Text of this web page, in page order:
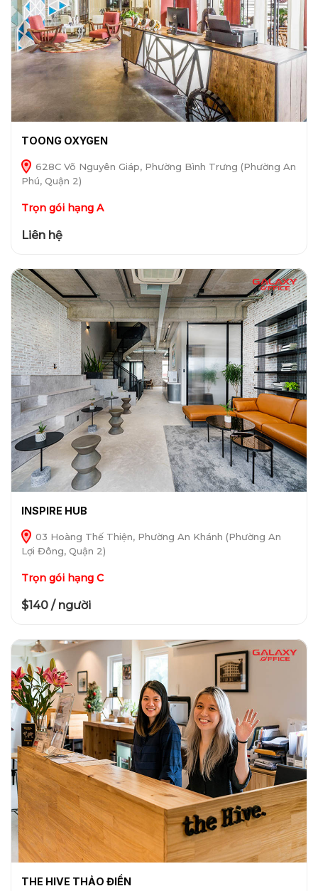
TOONG OXYGEN
628C Võ Nguyên Giáp, Phường Bình Trưng (Phường An
Phú, Quận 2)
Trọn gói hạng A
Liên hệ
INSPIRE HUB
03 Hoàng Thế Thiện, Phường An Khánh (Phường An
Lợi Đông, Quận 2)
Trọn gói hạng C
$140 / người
THE HIVE THẢO ĐIỀN